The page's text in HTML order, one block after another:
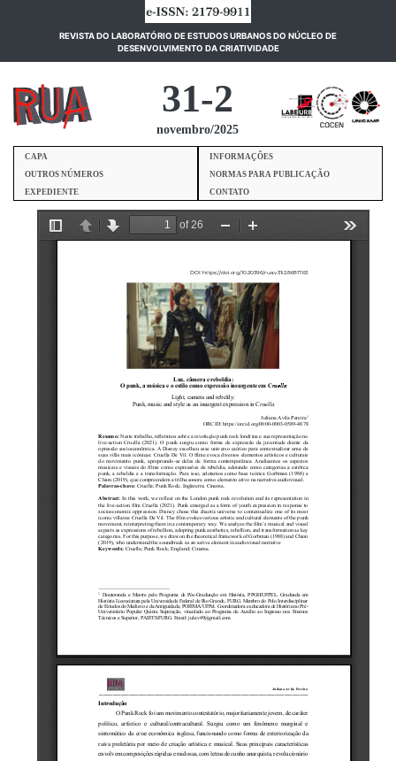
REVISTA DO LABORATÓRIO DE ESTUDOS URBANOS DO NÚCLEO DE
DESENVOLVIMENTO DA CRIATIVIDADE(current)
31-2
novembro/2025
CAPA
INFORMAÇÕES
OUTROS NÚMEROS
NORMAS PARA PUBLICAÇÃO
EXPEDIENTE
CONTATO